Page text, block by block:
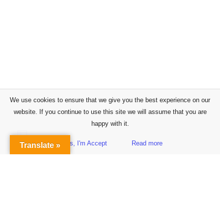
Sidebar
We use cookies to ensure that we give you the best experience on our
website. If you continue to use this site we will assume that you are
happy with it.
Yes, I'm Accept Read more
Translate »